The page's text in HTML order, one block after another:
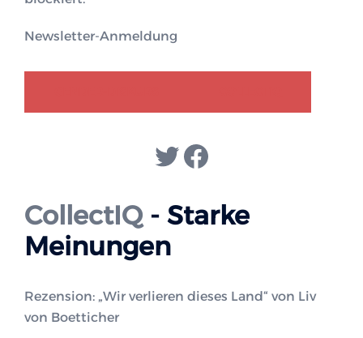
Newsletter-Anmeldung
Twitter
Facebook
CollectIQ- Starke
Meinungen
Rezension: „Wir verlieren dieses Land“ von Liv
von Boetticher